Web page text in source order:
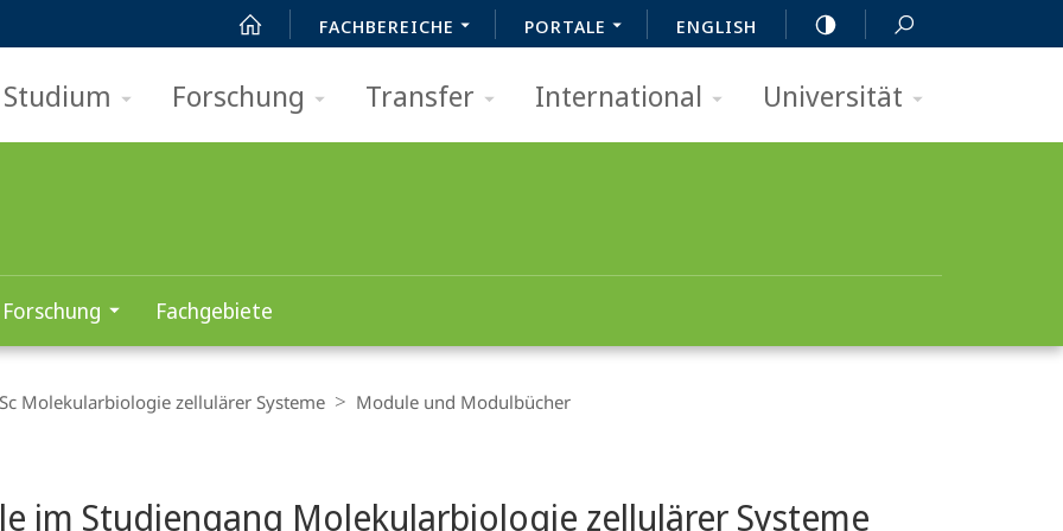
FACHBEREICHE PORTALE ENGLISH
Studium Forschung Transfer International Universität
Forschung Fachgebiete
Molekularbiologie zellulärer Systeme Module und Modulbücher
im Studiengang Molekularbiologie zellulärer Systeme